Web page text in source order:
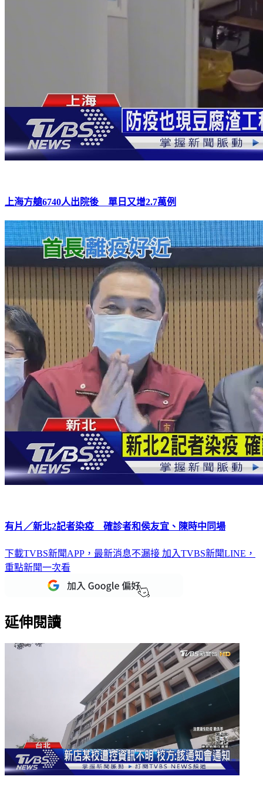
下載TVBS新聞APP，最新消息不漏接
重點新聞一次看